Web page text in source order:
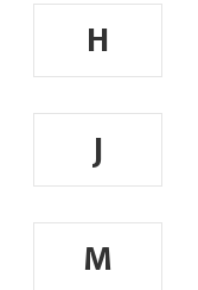
H
J
M